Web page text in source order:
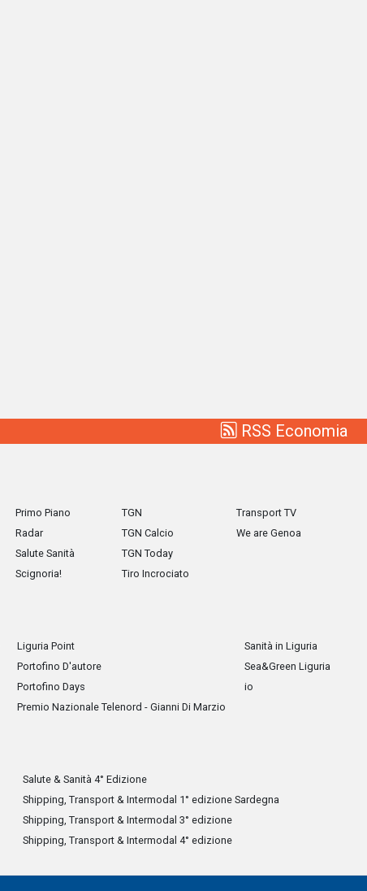
RSS Economia
Primo Piano
Radar
Salute Sanità
Scignoria!
TGN
TGN Calcio
TGN Today
Tiro Incrociato
Transport TV
We are Genoa
Liguria Point
Portofino D'autore
Portofino Days
Premio Nazionale Telenord - Gianni Di Marzio
Sanità in Liguria
Sea&Green Liguria
io
Salute & Sanità 4° Edizione
Shipping, Transport & Intermodal 1° edizione Sardegna
Shipping, Transport & Intermodal 3° edizione
Shipping, Transport & Intermodal 4° edizione